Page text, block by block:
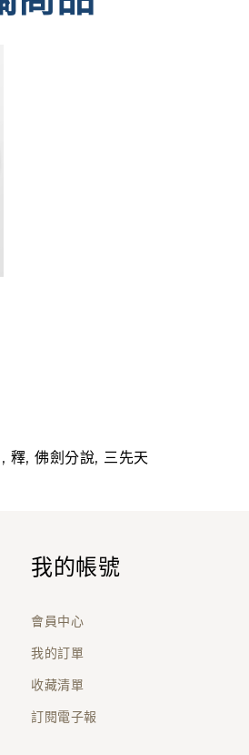
, 釋, 佛劍分說, 三先天
我的帳號
會員中心
我的訂單
收藏清單
訂閱電子報